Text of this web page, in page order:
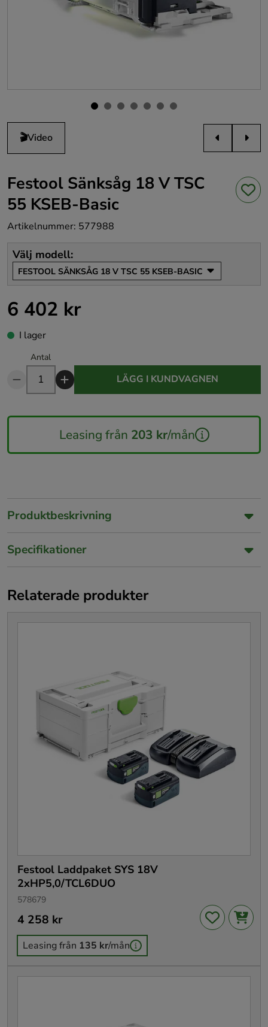
🎬Video
Festool Sänksåg 18 V TSC
55 KSEB-Basic
Artikelnummer: 577988
Välj modell:
FESTOOL SÄNKSÅG 18 V TSC 55 KSEB-BASIC
Pris :6 402 kr
6 402 kr
I lager
Antal
LÄGG I KUNDVAGNEN
Leasing från 203 kr/mån
Produktbeskrivning
Specifikationer
Relaterade produkter
Festool Laddpaket SYS 18V
2xHP5,0/TCL6DUO
578679
Pris:4 258 kr
4 258 kr
Leasing från 135 kr/mån